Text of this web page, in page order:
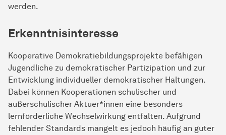
werden.
Erkenntnisinteresse
Kooperative Demokratiebildungsprojekte befähigen
Jugendliche zu demokratischer Partizipation und zur
Entwicklung individueller demokratischer Haltungen.
Dabei können Kooperationen schulischer und
außerschulischer Aktuer*innen eine besonders
lernförderliche Wechselwirkung entfalten. Aufgrund
fehlender Standards mangelt es jedoch häufig an guter